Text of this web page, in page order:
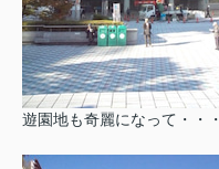
遊園地も奇麗になって・・・